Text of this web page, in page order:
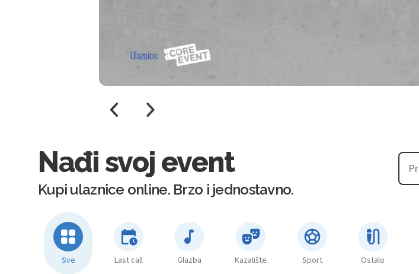
Nađi svoj event
Kupi ulaznice online. Brzo i jednostavno.
Sve Last call Glazba Kazalište Sport Ostalo